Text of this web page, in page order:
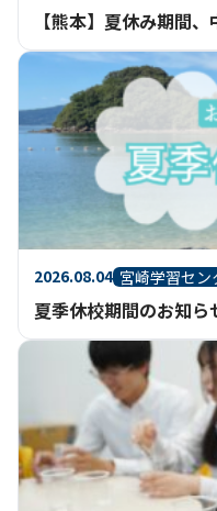
【熊本】夏休み期間
2026.08.04 宮崎学習セン
夏季休校期間のお知ら